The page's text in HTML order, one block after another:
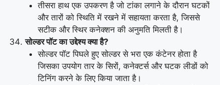
तीसरा हाथ एक उपकरण है जो टांका लगाने के दौरान घटकों
और तारों को स्थिति में रखने में सहायता करता है, जिससे
सटीक और स्थिर कनेक्शन की अनुमति मिलती है।
सोल्डर पॉट का उद्देश्य क्या है?
सोल्डर पॉट पिघले हुए सोल्डर से भरा एक कंटेनर होता है
जिसका उपयोग तार के सिरों, कनेक्टर्स और घटक लीडों को
टिनिंग करने के लिए किया जाता है।